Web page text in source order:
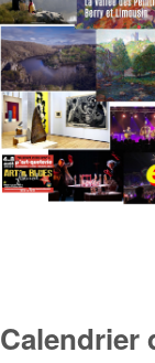
Calendrier